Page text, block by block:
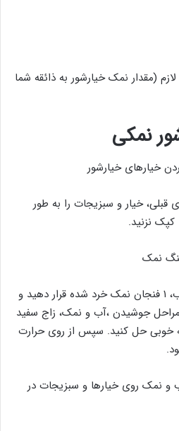
(مقدار نمک خیارشور به ذائقه شما
نمکی
خیارهای خیارشور
خیار و سبزیجات را به طور
نزنید.
نمک
در این مرحله برای ۱۵ لیوان آب، ۱ فنجان نمک خرد شده قرار دهید و
جوشیدن ،آب و نمک، زاج سفید
خوبی حل کنید. سپس از روی حرارت
و نمک روی خیارها و سبزیجات در